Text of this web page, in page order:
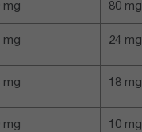
mg 80 mg
mg 24 mg
mg 18 mg
mg 10 mg